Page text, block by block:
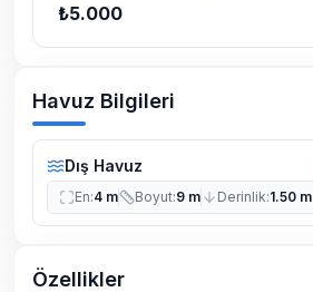
₺5.000
Havuz Bilgileri
Dış Havuz
En:4 m Boyut:9 m Derinlik:1.50 m
Özellikler